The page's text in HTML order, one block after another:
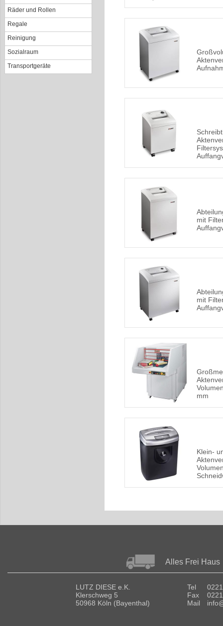
Räder und Rollen
Regale
Reinigung
Sozialraum
Transportgeräte
mit
mit
mm
Klein-
Alles Frei Haus
LUTZ DIESE e.K.
Klerschweg 5
50968 Köln (Bayenthal)
Tel
Fax
Mail